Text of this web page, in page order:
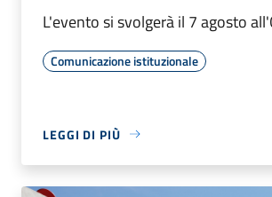
L'evento si svolgerà il 7 agosto
Comunicazione istituzionale
LEGGI DI PIÙ